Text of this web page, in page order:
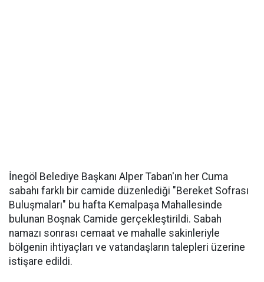
İnegöl Belediye Başkanı Alper Taban'ın her Cuma
sabahı farklı bir camide düzenlediği "Bereket Sofrası
Buluşmaları" bu hafta Kemalpaşa Mahallesinde
bulunan Boşnak Camide gerçekleştirildi. Sabah
namazı sonrası cemaat ve mahalle sakinleriyle
bölgenin ihtiyaçları ve vatandaşların talepleri üzerine
istişare edildi.